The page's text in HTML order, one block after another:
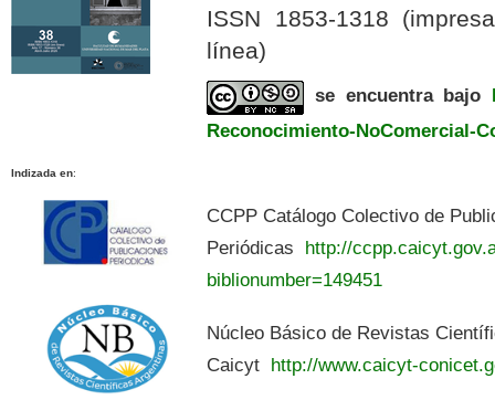
ISSN 1853-1318
línea)
se encuentra bajo
Reconocimiento-NoComercial-
Indizada en:
CCPP Catálogo Colectivo de
Periódicas http://
biblionumber=149451
Núcleo Básico de Revistas
Caicyt http://www.caicyt-